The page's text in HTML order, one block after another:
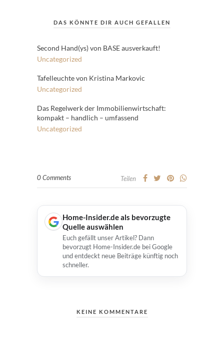
DAS KÖNNTE DIR AUCH GEFALLEN
Second Hand(ys) von BASE ausverkauft!
Uncategorized
Tafelleuchte von Kristina Markovic
Uncategorized
Das Regelwerk der Immobilienwirtschaft:
kompakt – handlich – umfassend
Uncategorized
0 Comments Teilen
Home-Insider.de als bevorzugte
Quelle auswählen
Euch gefällt unser Artikel? Dann
bevorzugt Home-Insider.de bei Google
und entdeckt neue Beiträge künftig noch
schneller.
KEINE KOMMENTARE